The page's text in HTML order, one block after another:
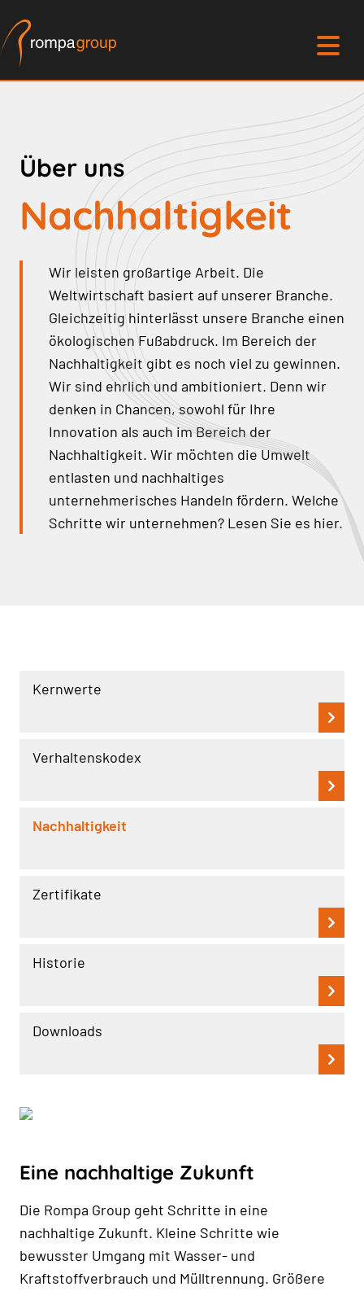
Über uns
Nachhaltigkeit
Wir leisten großartige Arbeit. Die
Weltwirtschaft basiert auf unserer Branche.
Gleichzeitig hinterlässt unsere Branche einen
ökologischen Fußabdruck. Im Bereich der
Nachhaltigkeit gibt es noch viel zu gewinnen.
Wir sind ehrlich und ambitioniert. Denn wir
denken in Chancen, sowohl für Ihre
Innovation als auch im Bereich der
Nachhaltigkeit. Wir möchten die Umwelt
entlasten und nachhaltiges
unternehmerisches Handeln fördern. Welche
Schritte wir unternehmen? Lesen Sie es hier.
Kernwerte
Verhaltenskodex
Nachhaltigkeit
Zertifikate
Historie
Downloads
Eine nachhaltige Zukunft
Die Rompa Group geht Schritte in eine
nachhaltige Zukunft. Kleine Schritte wie
bewusster Umgang mit Wasser- und
Kraftstoffverbrauch und Mülltrennung. Größere